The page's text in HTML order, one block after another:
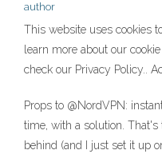
author
This website uses cookies
learn more about our
check our Privacy Policy..
Props to @NordVPN:
time, with a solution.
behind (and I just set it up